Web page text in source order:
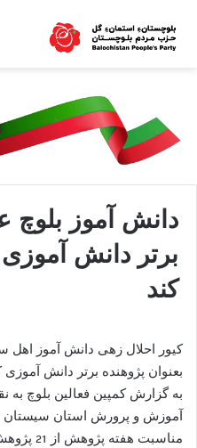
دانش آموز بلوچ
برتر دانش
کند
کیور احلال زهی دانش آموز اهل
بعنوان پژوهنده برتر دانش
به گزارش کمپین فعالین بلوچ به
آموزش و پرورش استان
مناسبت